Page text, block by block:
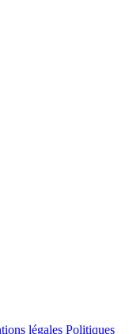
légales Politiques